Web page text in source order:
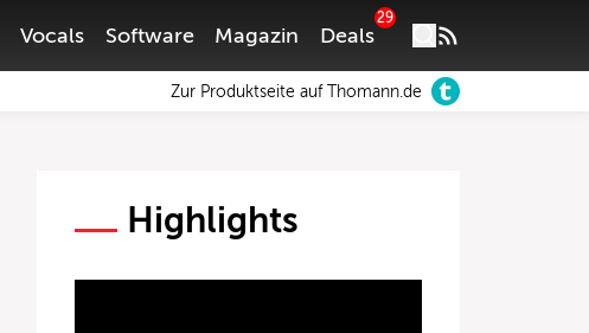
Vocals Software Magazin Deals
29
Zur Produktseite auf Thomann.de
Highlights